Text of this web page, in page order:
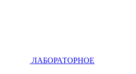
ЛАБОРАТОРНОЕ